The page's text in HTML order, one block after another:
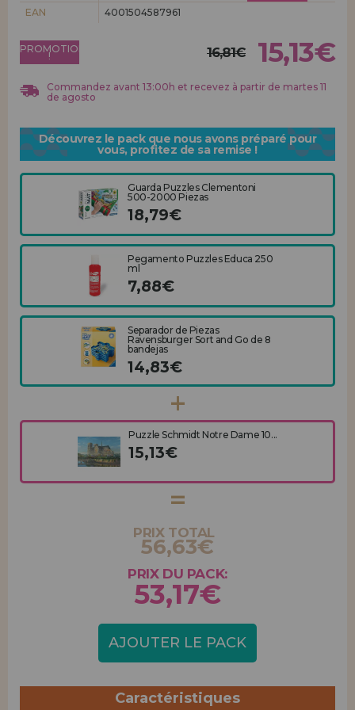
Allez-y! Nous vous attendions.
ENREGISTREMENT DISTRIBUTEUR
EAN
4001504587961
PROMOTION
! 16,81€ 15,13€
Commandez avant 13:00h et recevez à partir de martes 11
de agosto
Découvrez le pack que nous avons préparé pour
vous, profitez de sa remise !
Guarda Puzzles Clementoni
500-2000 Piezas
18,79€
Pegamento Puzzles Educa 250
ml
7,88€
Separador de Piezas
Ravensburger Sort and Go de 8
bandejas
14,83€
Puzzle Schmidt Notre Dame 10...
15,13€
PRIX TOTAL
56,63€
PRIX DU PACK:
53,17€
AJOUTER LE PACK
Caractéristiques